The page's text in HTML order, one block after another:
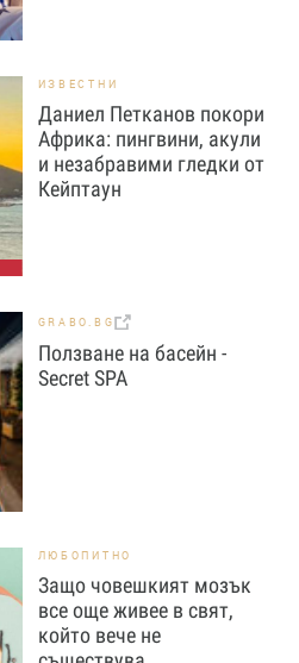
ИЗВЕСТНИ
Даниел Петканов покори
Африка: пингвини, акули
и незабравими гледки от
Кейптаун
GRABO.BG
Ползване на басейн -
Secret SPA
ЛЮБОПИТНО
Защо човешкият мозък
все още живее в свят,
който вече не